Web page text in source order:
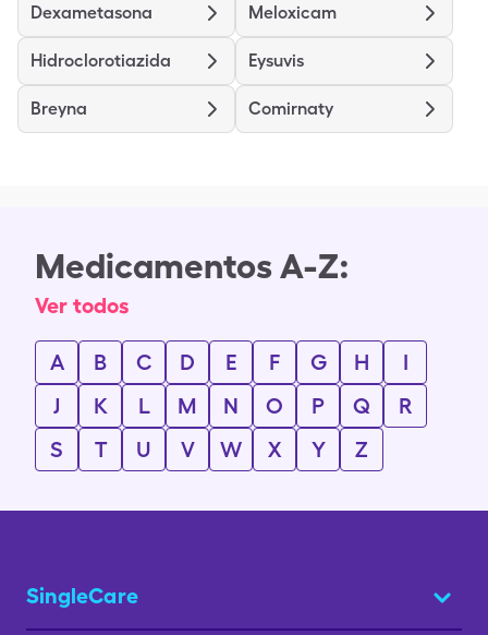
Dexametasona Meloxicam
Hidroclorotiazida Eysuvis
Breyna Comirnaty
Medicamentos A-Z:
Ver todos
A B C D E F G H
I
J
K L M N O P Q
R
S
T U V W X Y Z
SingleCare